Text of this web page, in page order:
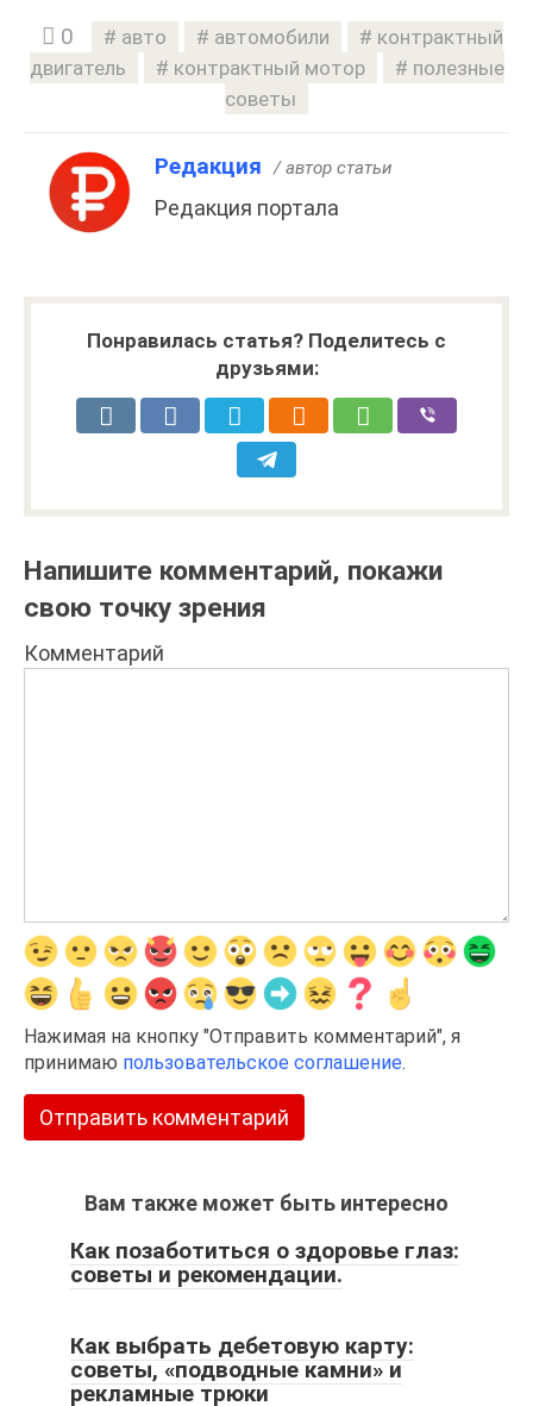
0 авто автомобили
контрактный
двигатель
контрактный мотор
полезные
советы
Редакция / автор статьи
Редакция портала
Понравилась статья? Поделитесь с
друзьями:
Напишите комментарий, покажи
свою точку зрения
Комментарий
Нажимая на кнопку "Отправить комментарий", я
принимаю пользовательское соглашение.
Вам также может быть интересно
Как позаботиться о здоровье глаз:
советы и рекомендации.
Как выбрать дебетовую карту:
советы, «подводные камни» и
рекламные трюки